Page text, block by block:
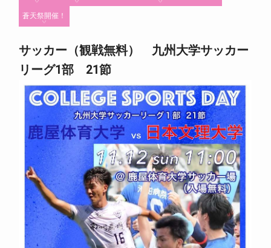
蒼天祭開催！
サッカー（観戦無料） 九州大学サッカー
リーグ1部 21節